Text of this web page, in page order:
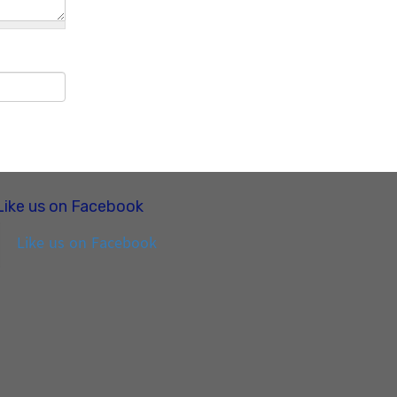
us on Facebook
Like us on Facebook